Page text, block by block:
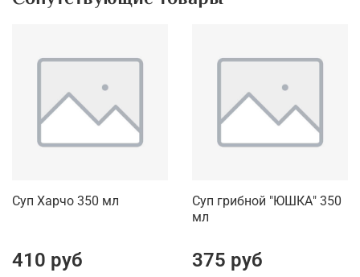
Суп Харчо 350 мл
410 руб
Суп грибной "ЮШКА" 350
мл
375 руб